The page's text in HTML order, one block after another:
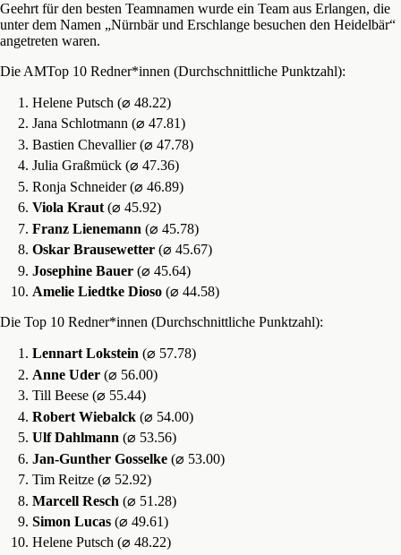
Geehrt für den besten Teamnamen wurde ein Team aus Erlangen, die
unter dem Namen „Nürnbär und Erschlange besuchen den Heidelbär“
angetreten waren.
Die AMTop 10 Redner*innen (Durchschnittliche Punktzahl):
Helene Putsch (⌀ 48.22)
Jana Schlotmann (⌀ 47.81)
Bastien Chevallier (⌀ 47.78)
Julia Graßmück (⌀ 47.36)
Ronja Schneider (⌀ 46.89)
Viola Kraut(⌀ 45.92)
Franz Lienemann (⌀ 45.78)
Oskar Brausewetter(⌀ 45.67)
Josephine Bauer(⌀ 45.64)
Amelie Liedtke Dioso(⌀ 44.58)
Die Top 10 Redner*innen (Durchschnittliche Punktzahl):
Lennart Lokstein (⌀ 57.78)
Anne Uder (⌀ 56.00)
Till Beese (⌀ 55.44)
Robert Wiebalck(⌀ 54.00)
Ulf Dahlmann (⌀ 53.56)
Jan-Gunther Gosselke(⌀ 53.00)
Tim Reitze (⌀ 52.92)
Marcell Resch (⌀ 51.28)
Simon Lucas(⌀ 49.61)
Helene Putsch (⌀ 48.22)